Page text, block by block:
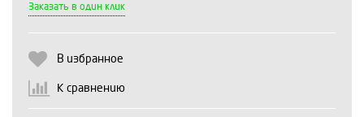
Заказать в один клик
В избранное
К сравнению